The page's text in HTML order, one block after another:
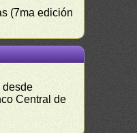
(7ma edición
desde
Central de